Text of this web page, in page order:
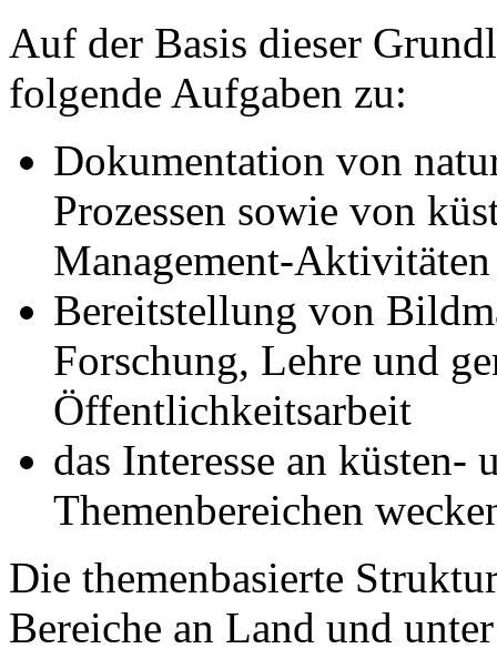
Auf der Basis dieser
folgende Aufgaben zu:
Dokumentation von
Prozessen sowie von
Management-Aktivitäten
Bereitstellung von
Forschung, Lehre und
Öffentlichkeitsarbeit
das Interesse an küsten-
Themenbereichen
Die themenbasierte
Bereiche an Land und